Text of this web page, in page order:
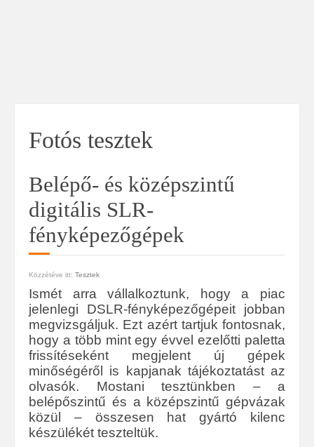
Fotós tesztek
Belépő- és középszintű
digitális SLR-
fényképezőgépek
Közzétéve itt: Tesztek
Ismét arra vállalkoztunk, hogy a piac
jelenlegi DSLR-fényképezőgépeit jobban
megvizsgáljuk. Ezt azért tartjuk fontosnak,
hogy a több mint egy évvel ezelőtti paletta
frissítéseként megjelent új gépek
minőségéről is kapjanak tájékoztatást az
olvasók. Mostani tesztünkben – a
belépőszintű és a középszintű gépvázak
közül – összesen hat gyártó kilenc
készülékét teszteltük.